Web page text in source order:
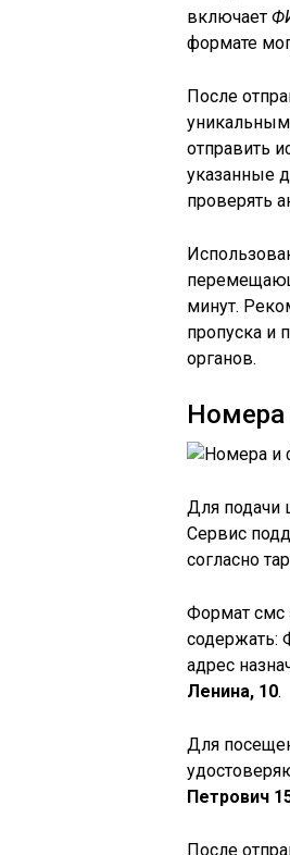
включает
формате
После
отправить
указанные
проверять
минут.
пропуска и
органов.
Номера
Для подачи
Сервис
согласно
Формат смс
содержать:
адрес
Ленина, 10.
Для
Петрович
После